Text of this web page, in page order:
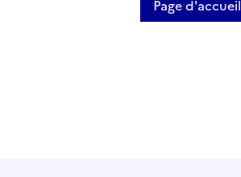
Page d'accueil